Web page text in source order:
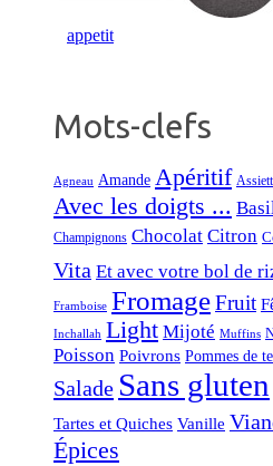
Mots-clefs
Agneau Amande Apéritif
Avec les doigts ...
Champignons Chocolat Citron
Vita Et avec votre bol de
Framboise FromageFruit
Inchallah Light Mijoté Muffins
Poisson Poivrons Pommes de
Salade Sans gluten
Tartes et Quiches Vanille
Épices